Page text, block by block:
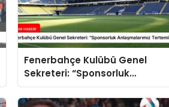
Fenerbahçe Kulübü Genel
Sekreteri: “Sponsorluk
Anlaşmalarımız Tertemiz ve
Yasal”